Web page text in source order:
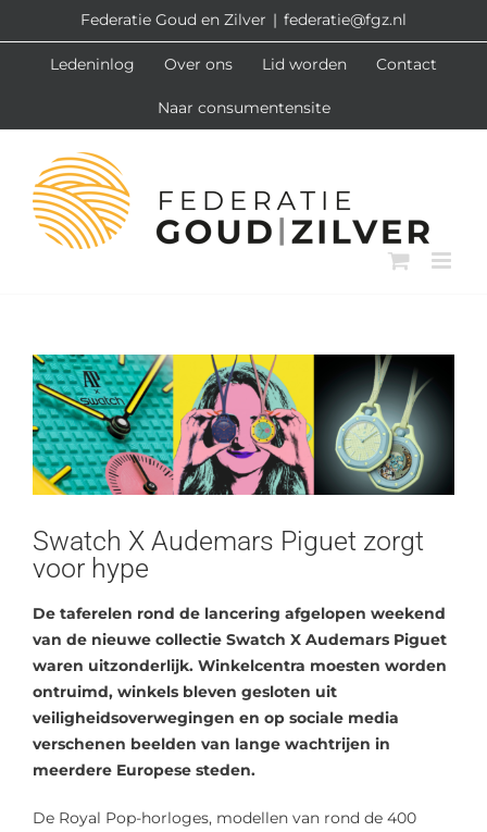
naar
inhoud
Federatie Goud en Zilver | federatie@fgz.nl
Ledeninlog Over ons Lid worden Contact
Naar consumentensite
Bekijk
grotere
afbeelding
Swatch X Audemars Piguet zorgt
voor hype
De taferelen rond de lancering afgelopen weekend
van de nieuwe collectie Swatch X Audemars Piguet
waren uitzonderlijk. Winkelcentra moesten worden
ontruimd, winkels bleven gesloten uit
veiligheidsoverwegingen en op sociale media
verschenen beelden van lange wachtrijen in
meerdere Europese steden.
De Royal Pop-horloges, modellen van rond de 400